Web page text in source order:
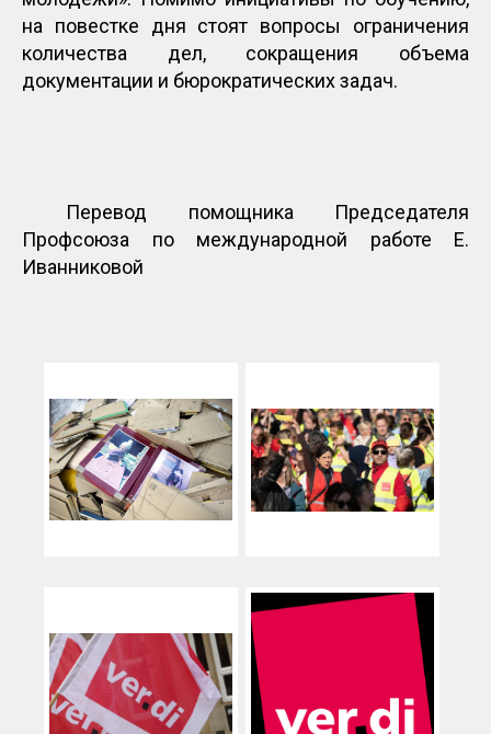
на повестке дня стоят вопросы ограничения
количества дел, сокращения объема
документации и бюрократических задач.
Перевод помощника Председателя
Профсоюза по международной работе Е.
Иванниковой